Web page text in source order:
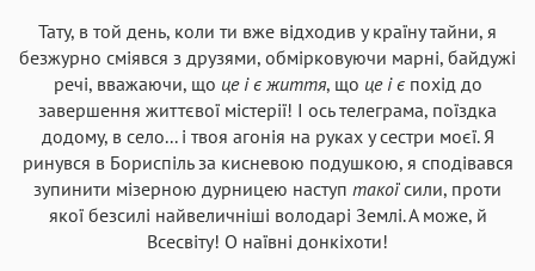
Тату, в той день, коли ти вже відходив у країну тайни, я
безжурно сміявся з друзями, обмірковуючи марні, байдужі
речі, вважаючи, що це і є життя, що це і єпохід до
завершення життєвої містерії! І ось телеграма, поїздка
додому, в село... і твоя агонія на руках у сестри моєї. Я
ринувся в Бориспіль за кисневою подушкою, я сподівався
зупинити мізерною дурницею наступ такоїсили, проти
якої безсилі найвеличніші володарі Землі. А може, й
Всесвіту! О наївні донкіхоти!